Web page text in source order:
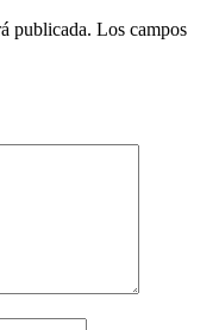
publicada. Los campos